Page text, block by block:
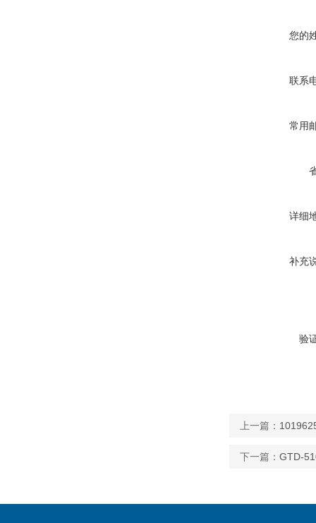
您的
联系
常用
详细
补充
验
上一篇：
下一篇： GTD-